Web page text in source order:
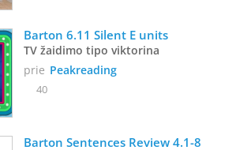
TV žaidimo tipo viktorina
prie Peakreading
40
Barton Sentences Review 4.1-8